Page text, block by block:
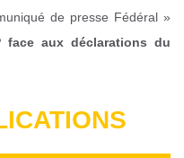
de presse Fédéral »
face aux déclarations du